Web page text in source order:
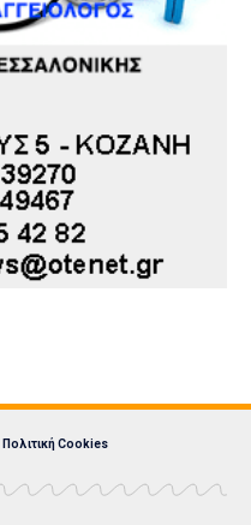
Πολιτική Cookies